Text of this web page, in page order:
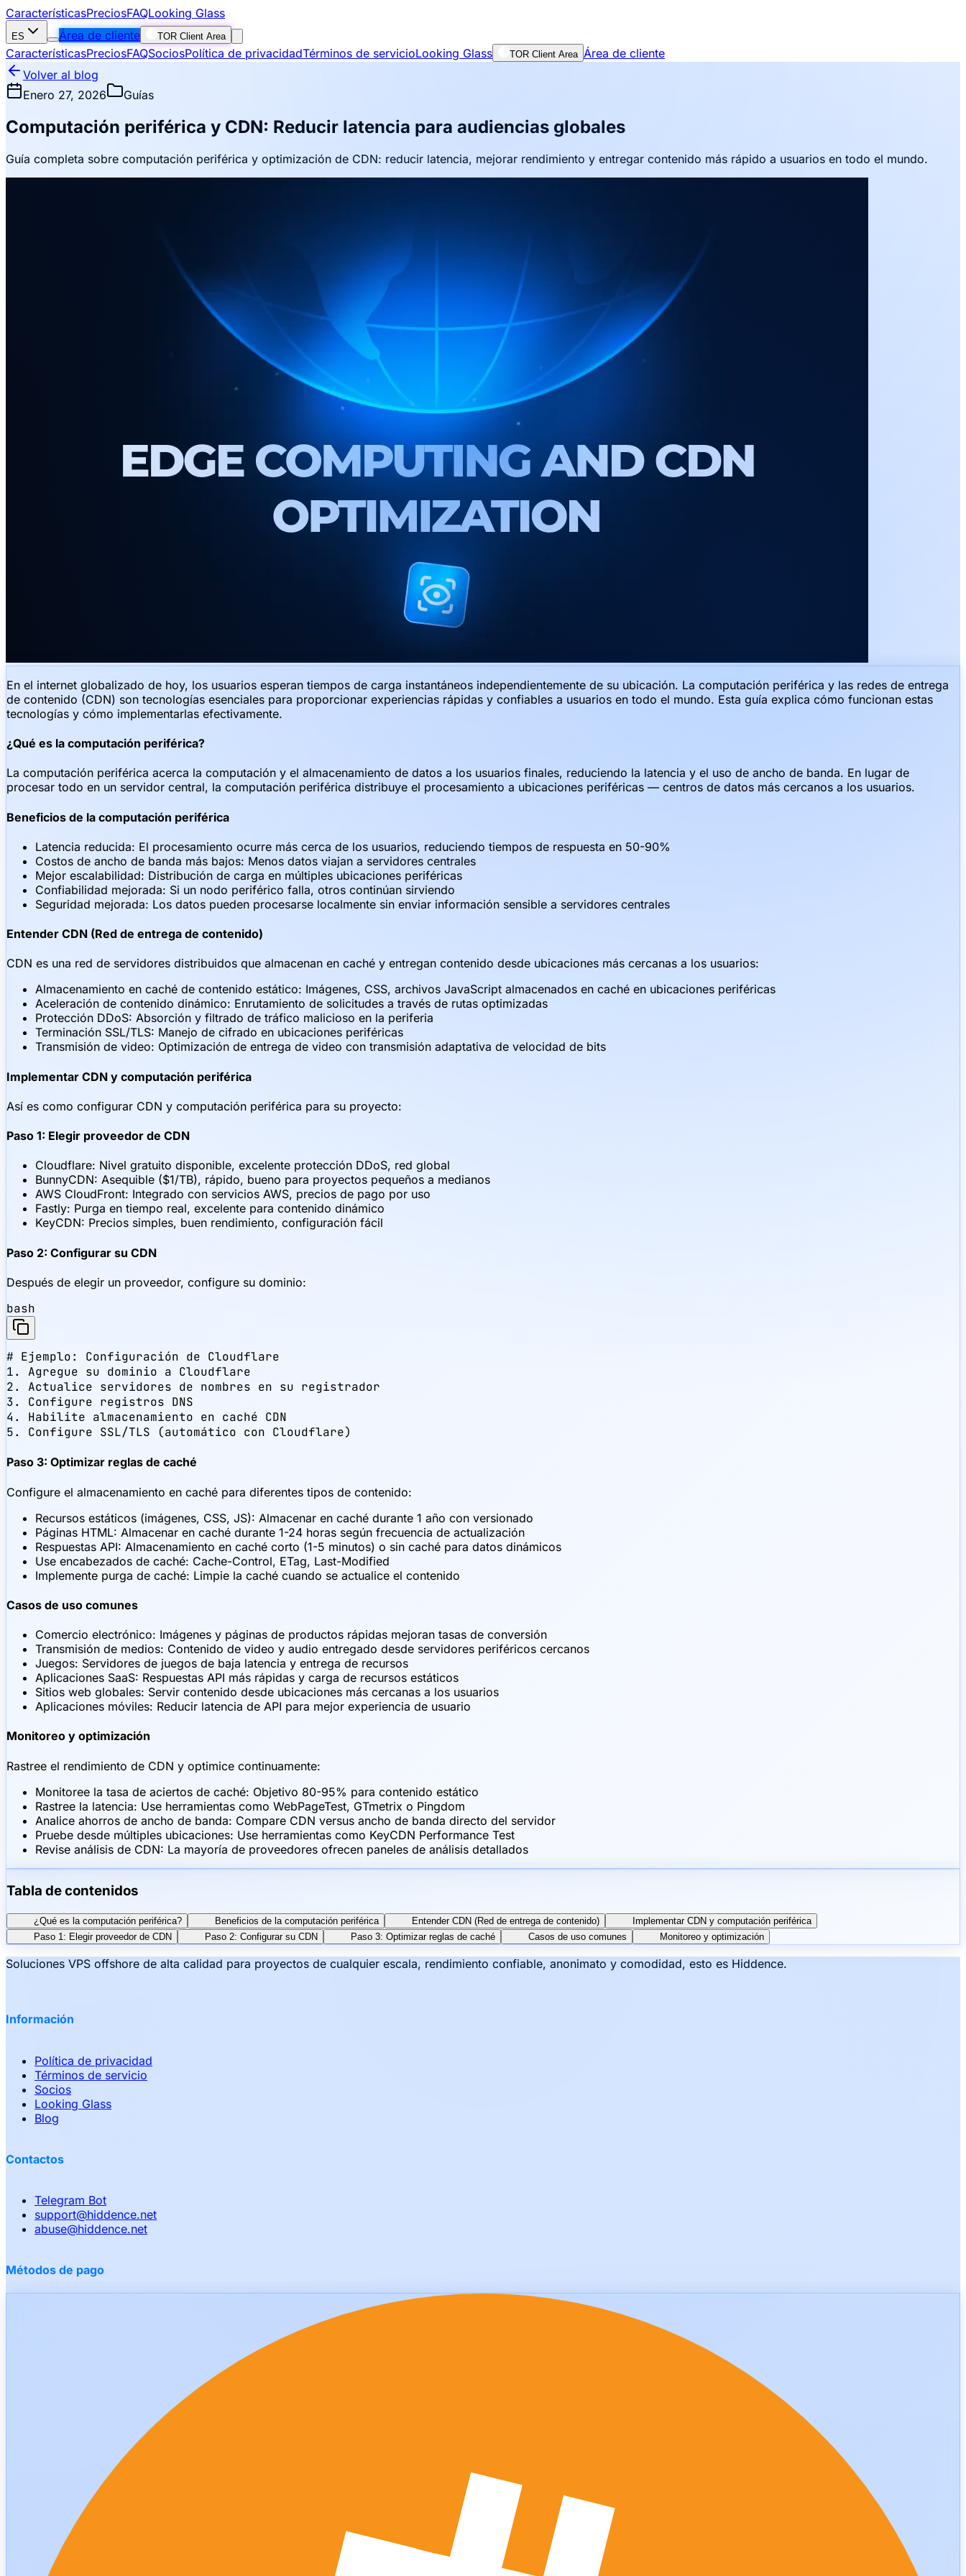
CaracterísticasPreciosFAQLooking Glass
ES Área de cliente TOR Client Area
CaracterísticasPreciosFAQSociosPolítica de privacidadTérminos de servicioLooking Glass TOR Client Area Área de cliente
Volver al blog
Enero 27, 2026
Guías
Computación periférica y CDN: Reducir latencia para audiencias globales
Guía completa sobre computación periférica y optimización de CDN: reducir latencia, mejorar rendimiento y entregar contenido más rápido a usuarios en todo el mundo.
En el internet globalizado de hoy, los usuarios esperan tiempos de carga instantáneos independientemente de su ubicación. La computación periférica y las redes de entrega
de contenido (CDN) son tecnologías esenciales para proporcionar experiencias rápidas y confiables a usuarios en todo el mundo. Esta guía explica cómo funcionan estas
tecnologías y cómo implementarlas efectivamente.
¿Qué es la computación periférica?
La computación periférica acerca la computación y el almacenamiento de datos a los usuarios finales, reduciendo la latencia y el uso de ancho de banda. En lugar de
procesar todo en un servidor central, la computación periférica distribuye el procesamiento a ubicaciones periféricas — centros de datos más cercanos a los usuarios.
Beneficios de la computación periférica
Latencia reducida: El procesamiento ocurre más cerca de los usuarios, reduciendo tiempos de respuesta en 50-90%
Costos de ancho de banda más bajos: Menos datos viajan a servidores centrales
Mejor escalabilidad: Distribución de carga en múltiples ubicaciones periféricas
Confiabilidad mejorada: Si un nodo periférico falla, otros continúan sirviendo
Seguridad mejorada: Los datos pueden procesarse localmente sin enviar información sensible a servidores centrales
Entender CDN (Red de entrega de contenido)
CDN es una red de servidores distribuidos que almacenan en caché y entregan contenido desde ubicaciones más cercanas a los usuarios:
Almacenamiento en caché de contenido estático: Imágenes, CSS, archivos JavaScript almacenados en caché en ubicaciones periféricas
Aceleración de contenido dinámico: Enrutamiento de solicitudes a través de rutas optimizadas
Protección DDoS: Absorción y filtrado de tráfico malicioso en la periferia
Terminación SSL/TLS: Manejo de cifrado en ubicaciones periféricas
Transmisión de video: Optimización de entrega de video con transmisión adaptativa de velocidad de bits
Implementar CDN y computación periférica
Así es como configurar CDN y computación periférica para su proyecto:
Paso 1: Elegir proveedor de CDN
Cloudflare: Nivel gratuito disponible, excelente protección DDoS, red global
BunnyCDN: Asequible ($1/TB), rápido, bueno para proyectos pequeños a medianos
AWS CloudFront: Integrado con servicios AWS, precios de pago por uso
Fastly: Purga en tiempo real, excelente para contenido dinámico
KeyCDN: Precios simples, buen rendimiento, configuración fácil
Paso 2: Configurar su CDN
Después de elegir un proveedor, configure su dominio:
bash
# Ejemplo: Configuración de Cloudflare
1. Agregue su dominio a Cloudflare
2. Actualice servidores de nombres en su registrador
3. Configure registros DNS
4. Habilite almacenamiento en caché CDN
5. Configure SSL/TLS (automático con Cloudflare)
Paso 3: Optimizar reglas de caché
Configure el almacenamiento en caché para diferentes tipos de contenido:
Recursos estáticos (imágenes, CSS, JS): Almacenar en caché durante 1 año con versionado
Páginas HTML: Almacenar en caché durante 1-24 horas según frecuencia de actualización
Respuestas API: Almacenamiento en caché corto (1-5 minutos) o sin caché para datos dinámicos
Use encabezados de caché: Cache-Control, ETag, Last-Modified
Implemente purga de caché: Limpie la caché cuando se actualice el contenido
Casos de uso comunes
Comercio electrónico: Imágenes y páginas de productos rápidas mejoran tasas de conversión
Transmisión de medios: Contenido de video y audio entregado desde servidores periféricos cercanos
Juegos: Servidores de juegos de baja latencia y entrega de recursos
Aplicaciones SaaS: Respuestas API más rápidas y carga de recursos estáticos
Sitios web globales: Servir contenido desde ubicaciones más cercanas a los usuarios
Aplicaciones móviles: Reducir latencia de API para mejor experiencia de usuario
Monitoreo y optimización
Rastree el rendimiento de CDN y optimice continuamente:
Monitoree la tasa de aciertos de caché: Objetivo 80-95% para contenido estático
Rastree la latencia: Use herramientas como WebPageTest, GTmetrix o Pingdom
Analice ahorros de ancho de banda: Compare CDN versus ancho de banda directo del servidor
Pruebe desde múltiples ubicaciones: Use herramientas como KeyCDN Performance Test
Revise análisis de CDN: La mayoría de proveedores ofrecen paneles de análisis detallados
Tabla de contenidos
¿Qué es la computación periférica? Beneficios de la computación periférica Entender CDN (Red de entrega de contenido)
Implementar CDN y computación periférica
Paso 1: Elegir proveedor de CDN
Paso 2: Configurar su CDN Paso 3: Optimizar reglas de caché Casos de uso comunes Monitoreo y optimización
Soluciones VPS offshore de alta calidad para proyectos de cualquier escala, rendimiento confiable, anonimato y comodidad, esto es Hiddence.
Información
Política de privacidad
Términos de servicio
Socios
Looking Glass
Blog
Contactos
Telegram Bot
support@hiddence.net
abuse@hiddence.net
Métodos de pago